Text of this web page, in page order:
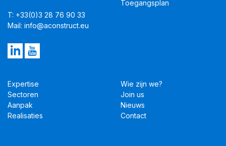
T: +33(0)3 28 76 90 33
Mail: info@aconstruct.eu
Toegangsplan
Expertise
Sectoren
Aanpak
Realisaties
Wie zijn we?
Join us
Nieuws
Contact